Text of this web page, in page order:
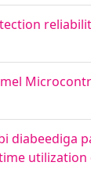
diabeediga